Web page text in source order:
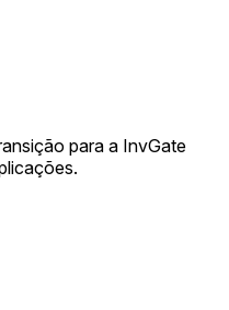
para a InvGate